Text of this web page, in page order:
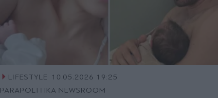
LIFESTYLE
10.05.2026 19:25
PARAPOLITIKA NEWSROOM